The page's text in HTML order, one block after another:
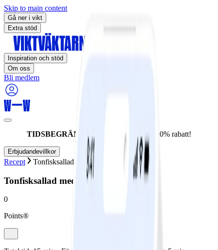
Skip to main content
Gå ner i vikt
Extra stöd
Inspiration och stöd
Om oss
Bli medlem
TIDSBEGRÄNSAT ERBJUDANDE: 60% rabatt!
Erbjudandevillkor
Recept Tonfisksallad med bönor och rödbetor
Tonfisksallad med bönor och rödbetor
0
Points®